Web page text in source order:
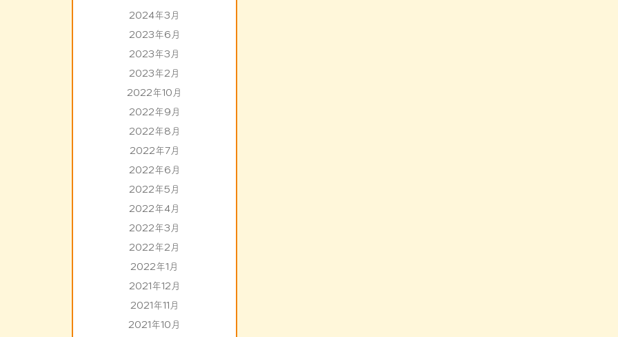
2024年3月
2023年6月
2023年3月
2023年2月
2022年10月
2022年9月
2022年8月
2022年7月
2022年6月
2022年5月
2022年4月
2022年3月
2022年2月
2022年1月
2021年12月
2021年11月
2021年10月